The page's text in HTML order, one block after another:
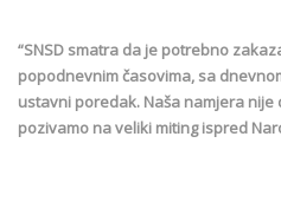
“SNSD smatra da je potrebno
popodnevnim časovima, sa
ustavni poredak. Naša namjera nije
pozivamo na veliki miting ispred